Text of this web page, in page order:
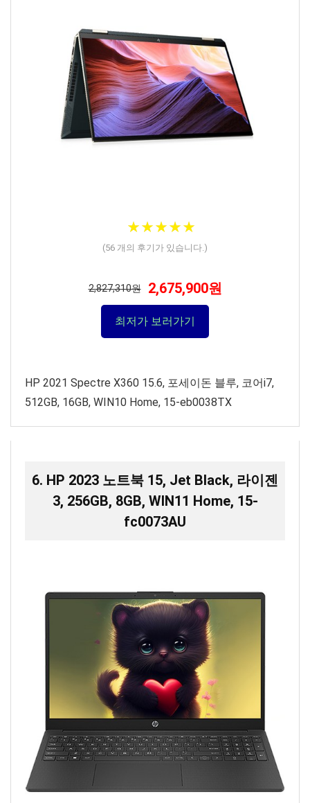
★★★★★
★★★★★
(56 개의 후기가 있습니다.)
2,827,310원 2,675,900원
최저가 보러가기
HP 2021 Spectre X360 15.6, 포세이돈 블루, 코어i7,
512GB, 16GB, WIN10 Home, 15-eb0038TX
6. HP 2023 노트북 15, Jet Black, 라이젠
3, 256GB, 8GB, WIN11 Home, 15-
fc0073AU